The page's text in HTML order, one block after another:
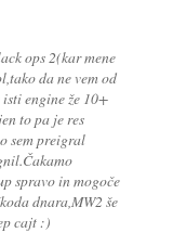
ops 2(kar mene
da ne vem od
engine že 10+
to pa je res
sem preigral
spravo in mogoče
dnara,MW2 še
cajt :)